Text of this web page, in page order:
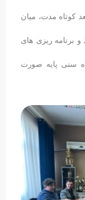
کوتاه مدت، میان
برنامه ریزی های
سنی پایه صورت